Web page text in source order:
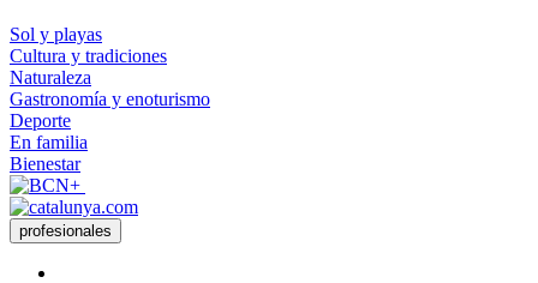
Sol y playas
Cultura y tradiciones
Naturaleza
Gastronomía y enoturismo
Deporte
En familia
Bienestar
profesionales